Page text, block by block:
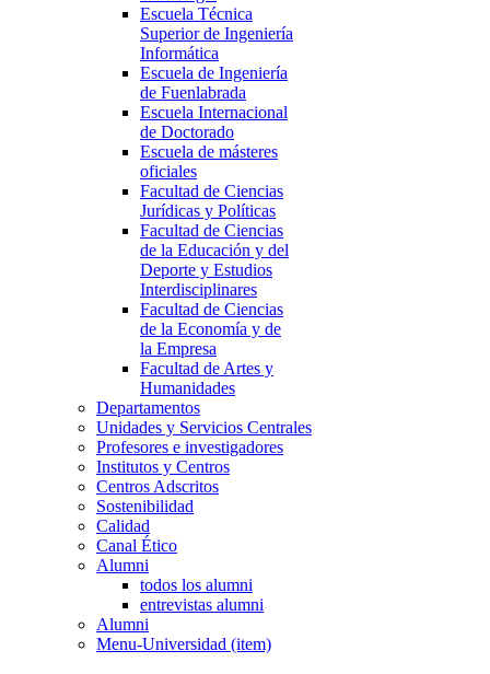
Escuela Técnica
Superior de Ingeniería
Informática
Escuela de Ingeniería
de Fuenlabrada
Escuela Internacional
de Doctorado
Escuela de másteres
oficiales
Facultad de Ciencias
Jurídicas y Políticas
Facultad de Ciencias
de la Educación y del
Deporte y Estudios
Interdisciplinares
Facultad de Ciencias
de la Economía y de
la Empresa
Facultad de Artes y
Humanidades
Departamentos
Unidades y Servicios Centrales
Profesores e investigadores
Institutos y Centros
Centros Adscritos
Sostenibilidad
Calidad
Canal Ético
Alumni
todos los alumni
entrevistas alumni
Alumni
Menu-Universidad (item)